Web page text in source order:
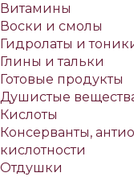
Витамины
Воски и смолы
Гидролаты и
Глины и тальки
Готовые продукты
Душистые
Кислоты
Консерванты,
кислотности
Отдушки